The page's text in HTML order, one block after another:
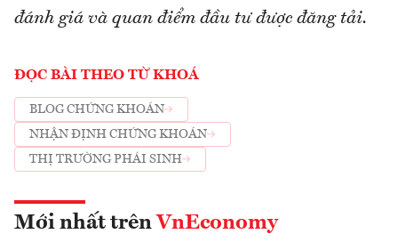
đánh giá và quan điểm đầu tư được đăng tải.
ĐỌC BÀI THEO TỪ KHOÁ
BLOG CHỨNG KHOÁN
NHẬN ĐỊNH CHỨNG KHOÁN
THỊ TRƯỜNG PHÁI SINH
Mới nhất trên VnEconomy